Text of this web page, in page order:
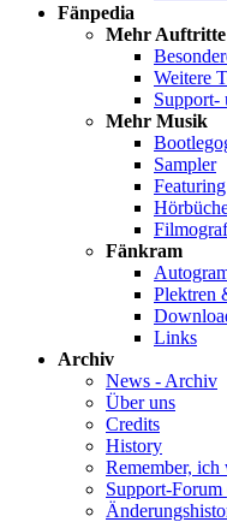
Fänpedia
Mehr Auftritte
Weitere
Support-
Mehr Musik
Sampler
Featuring
Fänkram
Plektren
Links
Archiv
News - Archiv
Über uns
Credits
History
Remember, ich
Support-